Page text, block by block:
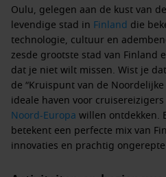
Oulu, gelegen aan de kust van
levendige stad in Finland die
technologie, cultuur en
zesde grootste stad van Finland
dat je niet wilt missen. Wist je
de “Kruispunt van de
ideale haven voor
Noord-Europa willen ontdekken.
betekent een perfecte mix van
innovaties en prachtig